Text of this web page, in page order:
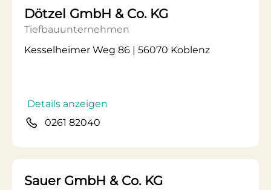
Dötzel GmbH & Co. KG
Tiefbauunternehmen
Kesselheimer Weg 86 | 56070 Koblenz
Details anzeigen
0261 82040
Sauer GmbH & Co. KG